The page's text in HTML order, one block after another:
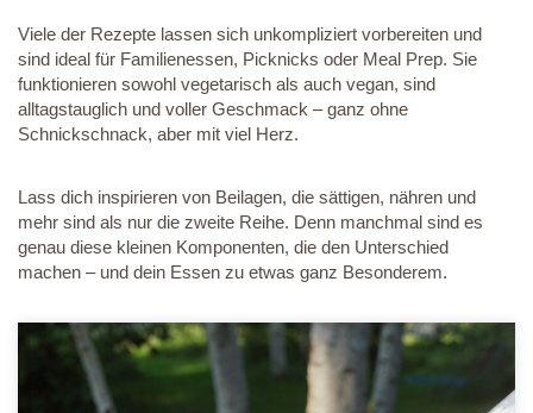
Viele der Rezepte lassen sich unkompliziert vorbereiten und
sind ideal für Familienessen, Picknicks oder Meal Prep. Sie
funktionieren sowohl vegetarisch als auch vegan, sind
alltagstauglich und voller Geschmack – ganz ohne
Schnickschnack, aber mit viel Herz.
Lass dich inspirieren von Beilagen, die sättigen, nähren und
mehr sind als nur die zweite Reihe. Denn manchmal sind es
genau diese kleinen Komponenten, die den Unterschied
machen – und dein Essen zu etwas ganz Besonderem.